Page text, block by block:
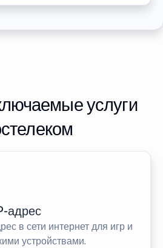
услуги
адрес
в сети интернет для игр и
устройствами.